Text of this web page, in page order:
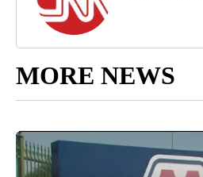
MORE NEWS